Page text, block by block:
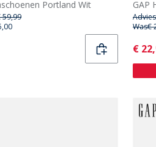
Portland Wit
59,99
Was€
€